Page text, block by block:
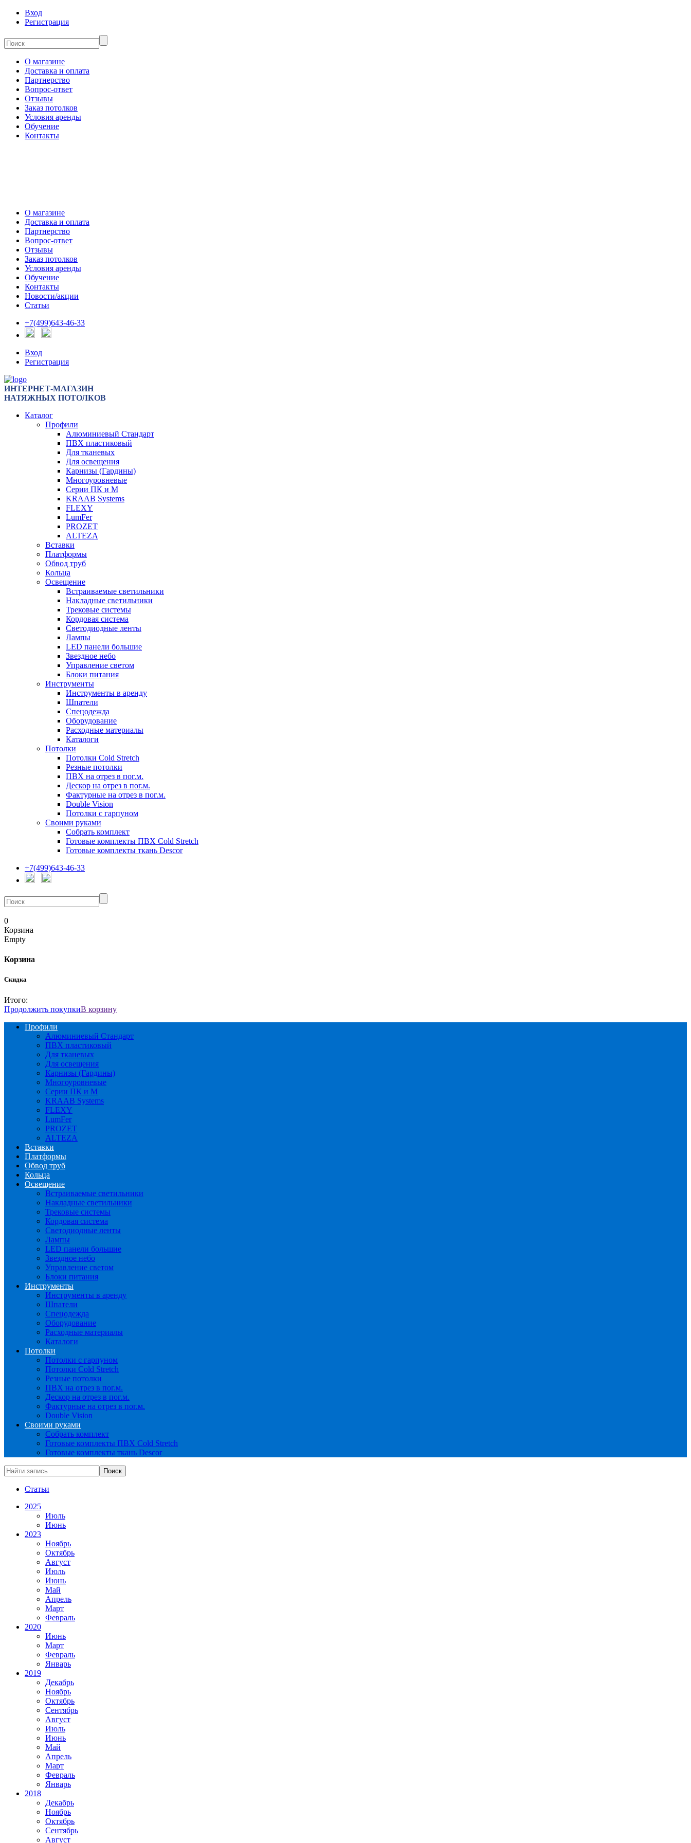
Вход
Регистрация
О магазине
Доставка и оплата
Партнерство
Вопрос-ответ
Отзывы
Заказ потолков
Условия аренды
Обучение
Контакты
О магазине
Доставка и оплата
Партнерство
Вопрос-ответ
Отзывы
Заказ потолков
Условия аренды
Обучение
Контакты
Новости/акции
Статьи
+7(499)643-46-33
Вход
Регистрация
ИНТЕРНЕТ-МАГАЗИН
НАТЯЖНЫХ ПОТОЛКОВ
Каталог
Профили
Алюминиевый Стандарт
ПВХ пластиковый
Для тканевых
Для освещения
Карнизы (Гардины)
Многоуровневые
Серии ПК и М
KRAAB Systems
FLEXY
LumFer
PROZET
ALTEZA
Вставки
Платформы
Обвод труб
Кольца
Освещение
Встраиваемые светильники
Накладные светильники
Трековые системы
Кордовая система
Светодиодные ленты
Лампы
LED панели большие
Звездное небо
Управление светом
Блоки питания
Инструменты
Инструменты в аренду
Шпатели
Спецодежда
Оборудование
Расходные материалы
Каталоги
Потолки
Потолки Cold Stretch
Резные потолки
ПВХ на отрез в пог.м.
Дескор на отрез в пог.м.
Фактурные на отрез в пог.м.
Double Vision
Потолки с гарпуном
Своими руками
Собрать комплект
Готовые комплекты ПВХ Cold Stretch
Готовые комплекты ткань Descor
+7(499)643-46-33
0
Корзина
Empty
Корзина
Скидка
Итого:
Продолжить покупкиВ корзину
Профили
Алюминиевый Стандарт
ПВХ пластиковый
Для тканевых
Для освещения
Карнизы (Гардины)
Многоуровневые
Серии ПК и М
KRAAB Systems
FLEXY
LumFer
PROZET
ALTEZA
Вставки
Платформы
Обвод труб
Кольца
Освещение
Встраиваемые светильники
Накладные светильники
Трековые системы
Кордовая система
Светодиодные ленты
Лампы
LED панели большие
Звездное небо
Управление светом
Блоки питания
Инструменты
Инструменты в аренду
Шпатели
Спецодежда
Оборудование
Расходные материалы
Каталоги
Потолки
Потолки с гарпуном
Потолки Cold Stretch
Резные потолки
ПВХ на отрез в пог.м.
Дескор на отрез в пог.м.
Фактурные на отрез в пог.м.
Double Vision
Своими руками
Собрать комплект
Готовые комплекты ПВХ Cold Stretch
Готовые комплекты ткань Descor
Статьи
2025
Июль
Июнь
2023
Ноябрь
Октябрь
Август
Июль
Июнь
Май
Апрель
Март
Февраль
2020
Июнь
Март
Февраль
Январь
2019
Декабрь
Ноябрь
Октябрь
Сентябрь
Август
Июль
Июнь
Май
Апрель
Март
Февраль
Январь
2018
Декабрь
Ноябрь
Октябрь
Сентябрь
Август